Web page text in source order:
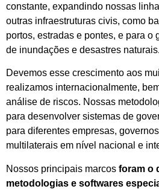
constante, expandindo nossas
outras infraestruturas civis, como
portos, estradas e pontes, e para o
de inundações e desastres naturais.
Devemos esse crescimento aos
realizamos internacionalmente,
análise de riscos. Nossas
para desenvolver sistemas de
para diferentes empresas,
multilaterais em nível nacional e
Nossos principais marcos foram o
metodologias e softwares